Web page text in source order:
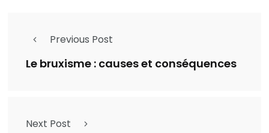
Previous Post
Le bruxisme : causes et conséquences
Next Post